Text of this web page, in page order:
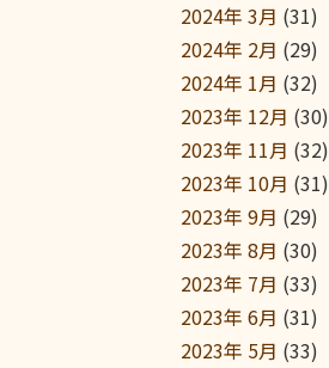
2024年 3月 (31)
2024年 2月 (29)
2024年 1月 (32)
2023年 12月 (30)
2023年 11月 (32)
2023年 10月 (31)
2023年 9月 (29)
2023年 8月 (30)
2023年 7月 (33)
2023年 6月 (31)
2023年 5月 (33)